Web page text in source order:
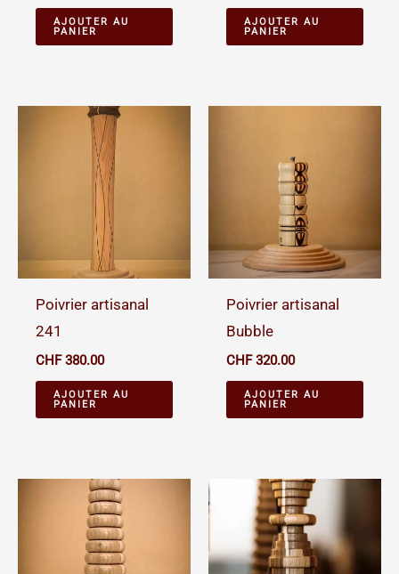
AJOUTER AU
PANIER
AJOUTER AU
PANIER
Poivrier artisanal
241
CHF380.00
AJOUTER AU
PANIER
Poivrier artisanal
Bubble
CHF320.00
AJOUTER AU
PANIER